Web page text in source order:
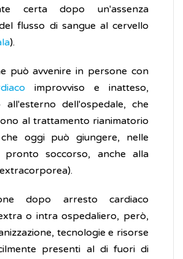
certa dopo un'assenza
flusso di sangue al cervello
).
può avvenire in persone con
improvviso e inatteso,
dell'ospedale, che
al trattamento rianimatorio
oggi può giungere, nelle
soccorso, anche alla
dopo arresto cardiaco
o intra ospedaliero, però,
tecnologie e risorse
presenti al di fuori di